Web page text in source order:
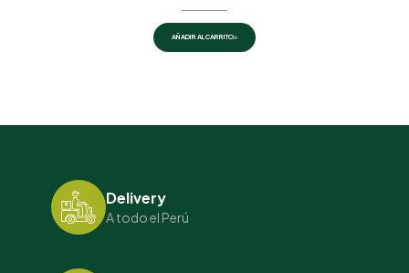
AÑADIR AL CARRITO
Delivery
A todo el Perú